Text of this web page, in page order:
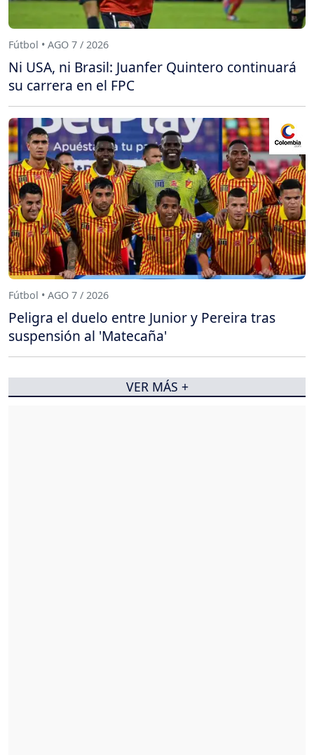
Fútbol • AGO 7 / 2026
Ni USA, ni Brasil: Juanfer Quintero continuará
su carrera en el FPC
Fútbol • AGO 7 / 2026
Peligra el duelo entre Junior y Pereira tras
suspensión al 'Matecaña'
VER MÁS +